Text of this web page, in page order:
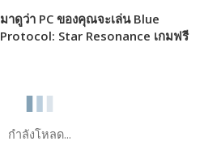
มาดูว่า PC ของคุณจะเล่น Blue
Protocol: Star Resonance เกมฟรี
กำลังโหลด...